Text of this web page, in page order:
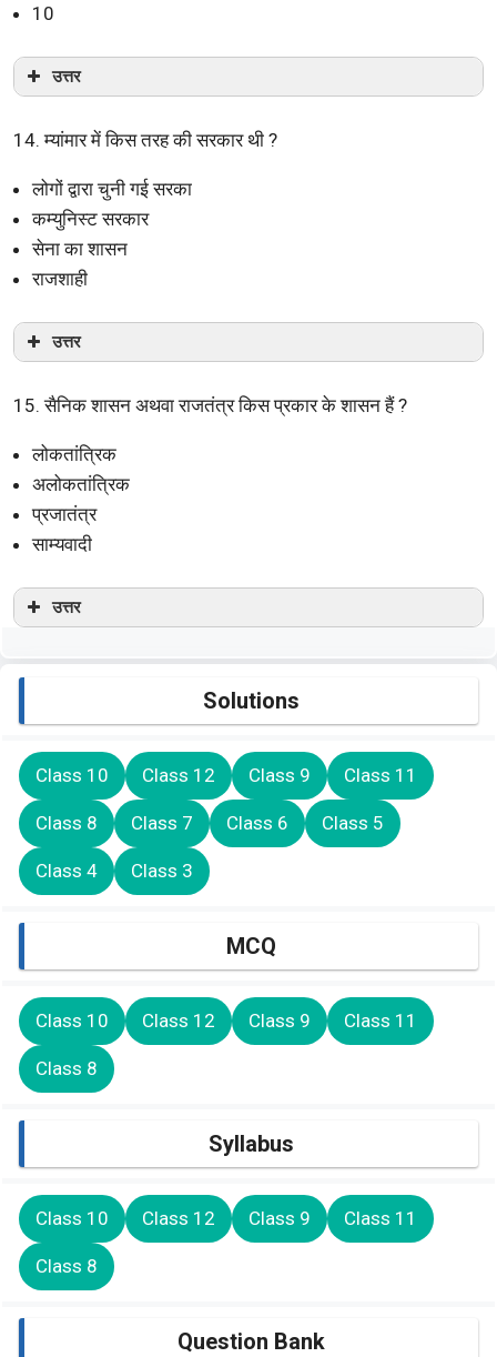
10
उत्तर
14. म्यांमार में किस तरह की सरकार थी ?
लोगों द्वारा चुनी गई सरका
कम्युनिस्ट सरकार
सेना का शासन
राजशाही
उत्तर
15. सैनिक शासन अथवा राजतंत्र किस प्रकार के शासन हैं ?
लोकतांत्रिक
अलोकतांत्रिक
प्रजातंत्र
साम्यवादी
उत्तर
Solutions
Class 10 Class 12 Class 9 Class 11
Class 8 Class 7 Class 6 Class 5
Class 4 Class 3
MCQ
Class 10 Class 12 Class 9 Class 11
Class 8
Syllabus
Class 10 Class 12 Class 9 Class 11
Class 8
Question Bank